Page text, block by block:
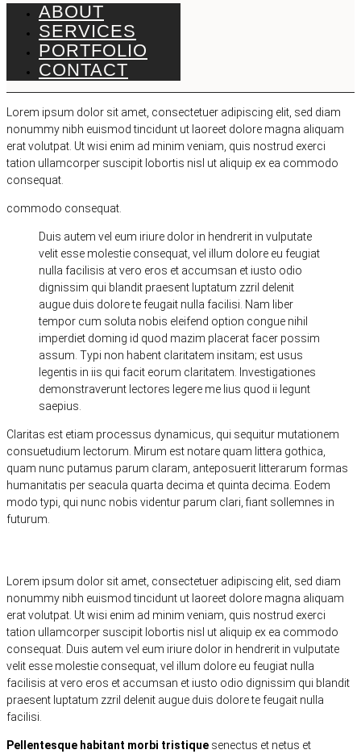
ABOUT
SERVICES
PORTFOLIO
CONTACT
Lorem ipsum dolor sit amet, consectetuer adipiscing elit, sed diam
nonummy nibh euismod tincidunt ut laoreet dolore magna aliquam
erat volutpat. Ut wisi enim ad minim veniam, quis nostrud exerci
tation ullamcorper suscipit lobortis nisl ut aliquip ex ea commodo
consequat.
commodo consequat.
Duis autem vel eum iriure dolor in hendrerit in vulputate
velit esse molestie consequat, vel illum dolore eu feugiat
nulla facilisis at vero eros et accumsan et iusto odio
dignissim qui blandit praesent luptatum zzril delenit
augue duis dolore te feugait nulla facilisi. Nam liber
tempor cum soluta nobis eleifend option congue nihil
imperdiet doming id quod mazim placerat facer possim
assum. Typi non habent claritatem insitam; est usus
legentis in iis qui facit eorum claritatem. Investigationes
demonstraverunt lectores legere me lius quod ii legunt
saepius.
Claritas est etiam processus dynamicus, qui sequitur mutationem
consuetudium lectorum. Mirum est notare quam littera gothica,
quam nunc putamus parum claram, anteposuerit litterarum formas
humanitatis per seacula quarta decima et quinta decima. Eodem
modo typi, qui nunc nobis videntur parum clari, fiant sollemnes in
futurum.
Lorem ipsum dolor sit amet, consectetuer adipiscing elit, sed diam
nonummy nibh euismod tincidunt ut laoreet dolore magna aliquam
erat volutpat. Ut wisi enim ad minim veniam, quis nostrud exerci
tation ullamcorper suscipit lobortis nisl ut aliquip ex ea commodo
consequat. Duis autem vel eum iriure dolor in hendrerit in vulputate
velit esse molestie consequat, vel illum dolore eu feugiat nulla
facilisis at vero eros et accumsan et iusto odio dignissim qui blandit
praesent luptatum zzril delenit augue duis dolore te feugait nulla
facilisi.
Pellentesque habitant morbi tristique senectus et netus et